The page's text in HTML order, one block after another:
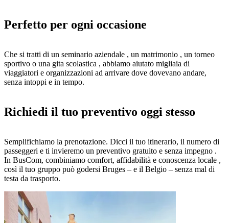
Perfetto per ogni occasione
Che si tratti di un seminario aziendale , un matrimonio , un torneo
sportivo o una gita scolastica , abbiamo aiutato migliaia di
viaggiatori e organizzazioni ad arrivare dove dovevano andare,
senza intoppi e in tempo.
Richiedi il tuo preventivo oggi stesso
Semplifichiamo la prenotazione. Dicci il tuo itinerario, il numero di
passeggeri e ti invieremo un preventivo gratuito e senza impegno .
In BusCom, combiniamo comfort, affidabilità e conoscenza locale ,
così il tuo gruppo può godersi Bruges – e il Belgio – senza mal di
testa da trasporto.